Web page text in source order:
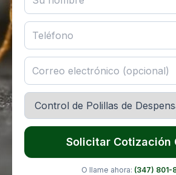
Solicitar Cotización
O llame ahora: (347) 801-